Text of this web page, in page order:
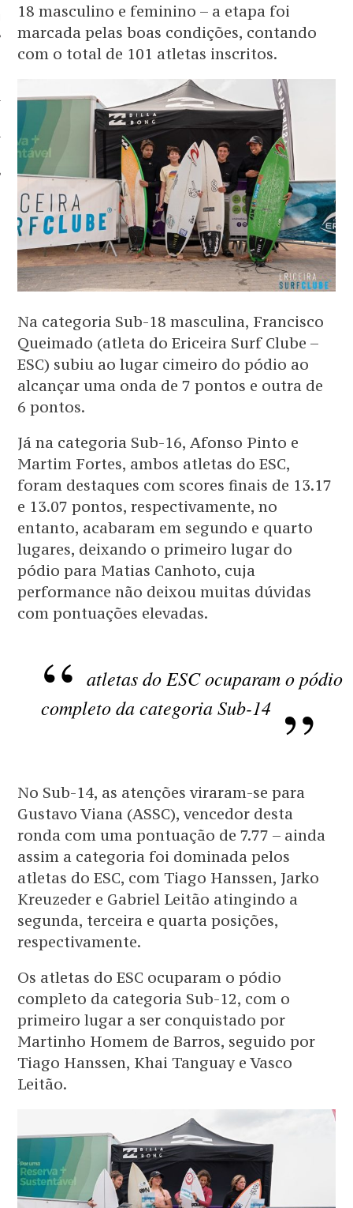
18 masculino e feminino – a etapa foi
marcada pelas boas condições, contando
com o total de 101 atletas inscritos.
Na categoria Sub-18 masculina, Francisco
Queimado (atleta do Ericeira Surf Clube –
ESC) subiu ao lugar cimeiro do pódio ao
alcançar uma onda de 7 pontos e outra de
6 pontos.
Já na categoria Sub-16, Afonso Pinto e
Martim Fortes, ambos atletas do ESC,
foram destaques com scores finais de 13.17
e 13.07 pontos, respectivamente, no
entanto, acabaram em segundo e quarto
lugares, deixando o primeiro lugar do
pódio para Matias Canhoto, cuja
performance não deixou muitas dúvidas
com pontuações elevadas.
atletas do ESC ocuparam o pódio
completo da categoria Sub-14
No Sub-14, as atenções viraram-se para
Gustavo Viana (ASSC), vencedor desta
ronda com uma pontuação de 7.77 – ainda
assim a categoria foi dominada pelos
atletas do ESC, com Tiago Hanssen, Jarko
Kreuzeder e Gabriel Leitão atingindo a
segunda, terceira e quarta posições,
respectivamente.
Os atletas do ESC ocuparam o pódio
completo da categoria Sub-12, com o
primeiro lugar a ser conquistado por
Martinho Homem de Barros, seguido por
Tiago Hanssen, Khai Tanguay e Vasco
Leitão.